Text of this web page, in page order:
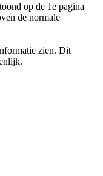
op de 1e pagina
de normale
zien. Dit